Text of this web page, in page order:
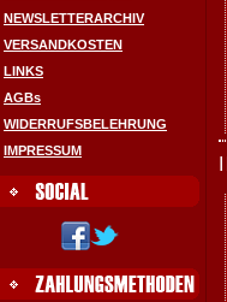
NEWSLETTERARCHIV
VERSANDKOSTEN
LINKS
AGBs
WIDERRUFSBELEHRUNG
IMPRESSUM